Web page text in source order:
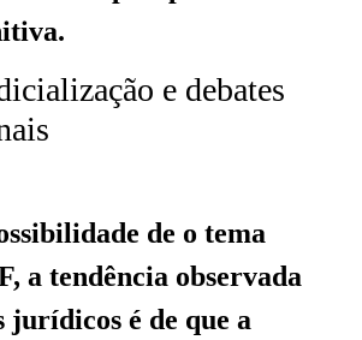
e debates
de o tema
a tendência observada
jurídicos é de que a